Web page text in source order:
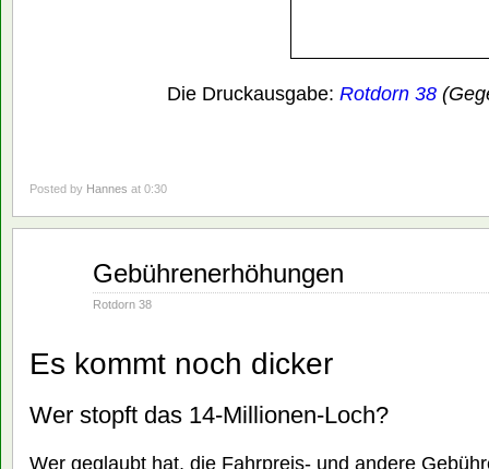
Die Druckausgabe: Rotdorn 38
Posted by Hannes at 0:30
Gebührenerhöhungen
Rotdorn 38
Es kommt noch dicker
Wer stopft das 14-Millionen-Loch?
Wer geglaubt hat, die Fahrpreis- und andere